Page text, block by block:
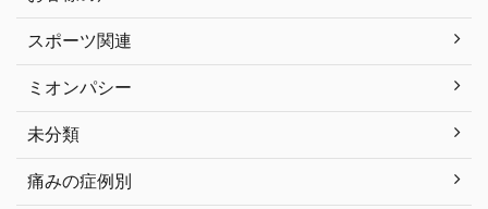
スポーツ関連
ミオンパシー
未分類
痛みの症例別